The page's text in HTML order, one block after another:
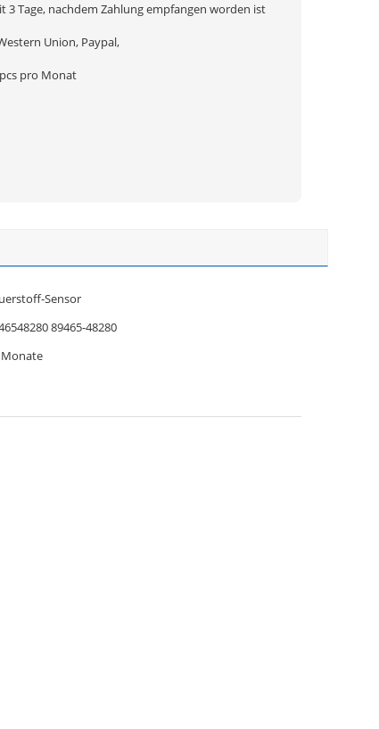
3 Tage, nachdem Zahlung empfangen worden ist
Union, Paypal,
pro Monat
Sensor
89465-48280
Monate